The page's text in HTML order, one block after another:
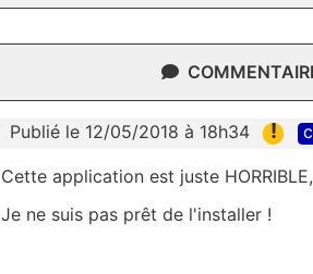
Publié le 12/05/2018 à 18h34 !
Cette application est juste
Je ne suis pas prêt de l'installer !